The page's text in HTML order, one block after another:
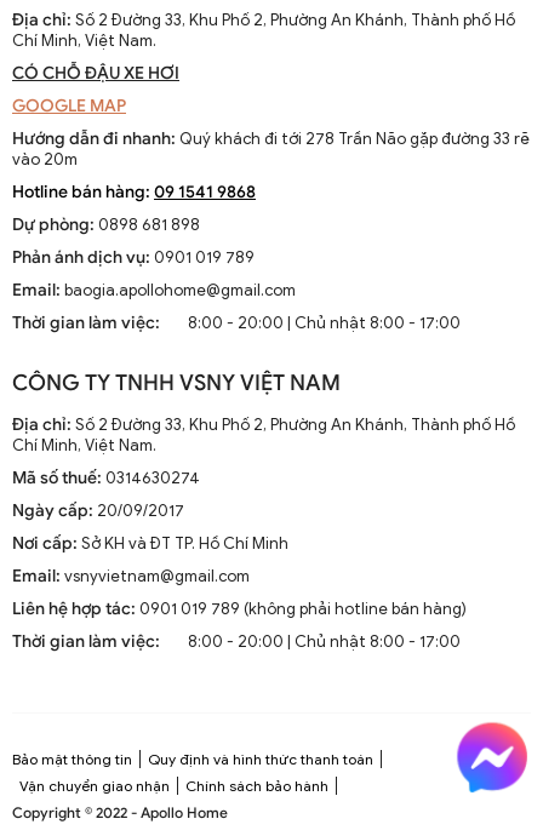
nhanh chóng phát triển với sự tiến bộ của công nghệ
điện.
Sự thay đổi và cải tiến qua các thập kỷ
tiến với thiết kế hiện đại, động cơ mạnh mẽ và khả năng
cứu để nâng cao hiệu suất và thẩm mỹ của sản phẩm.
Xu hướng hiện tại trên thị trường
Hiện nay, quạt trần cánh dài không chỉ là thiết bị làm mát
sống. Chúng kết hợp công nghệ tiên tiến như điều khiển
1.2. Cấu Tạo và Nguyên Lý Hoạt Động
Cấu trúc tổng thể của quạt trần cánh dài
cơ, cánh quạt, bộ điều khiển và thân quạt. Các cánh quạt
được chế tạo từ chất liệu như gỗ, kim loại hoặc
composite để đảm bảo độ bền và hiệu suất.
Nguyên lý hoạt động cơ bản
Động cơ điện làm quay các cánh quạt, tạo ra dòng không
khí tuần hoàn trong không gian phòng.
Công nghệ tiên tiến tích hợp
Địa chỉ: Số 2 Đường 33, Khu Phố 2, Phường An Khánh, Thành phố Hồ
Chí Minh, Việt Nam.
CÓ CHỖ ĐẬU XE HƠI
GOOGLE MAP
Hướng dẫn đi nhanh: Quý khách đi tới 278 Trần Não gặp đường 33 rẽ
vào 20m
Hotline bán hàng: 09 1541 9868
Dự phòng: 0898 681 898
Phản ánh dịch vụ: 0901 019 789
Email: baogia.apollohome@gmail.com
Thời gian làm việc:
8:00 - 20:00 | Chủ nhật 8:00 - 17:00
CÔNG TY TNHH VSNY VIỆT NAM
Địa chỉ: Số 2 Đường 33, Khu Phố 2, Phường An Khánh, Thành phố Hồ
Chí Minh, Việt Nam.
Mã số thuế: 0314630274
Ngày cấp: 20/09/2017
Nơi cấp: Sở KH và ĐT TP. Hồ Chí Minh
Email: vsnyvietnam@gmail.com
Liên hệ hợp tác: 0901 019 789 (không phải hotline bán hàng)
Thời gian làm việc:
8:00 - 20:00 | Chủ nhật 8:00 - 17:00
Bảo mật thông tin
Quy định và hình thức thanh toán
Vận chuyển giao nhận
Chính sách bảo hành
Copyright © 2022 - Apollo Home